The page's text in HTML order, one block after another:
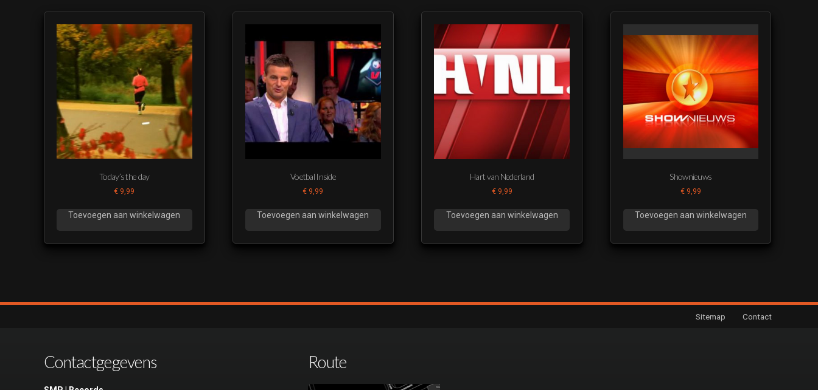
Today’s the day
€ 9,99
Toevoegen aan winkelwagen
Voetbal Inside
€ 9,99
Toevoegen aan winkelwagen
Hart van Nederland
€9,99
Toevoegen aan winkelwagen
Shownieuws
€9,99
Toevoegen aan winkelwagen
Sitemap Contact
Contactgegevens Route